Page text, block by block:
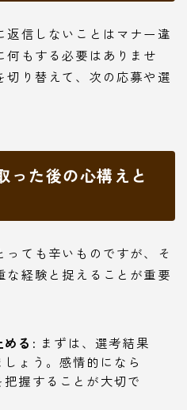
返信しないことはマナー違
何もする必要はありませ
切り替えて、次の応募や選
った後の心構えと
ても辛いものですが、そ
な経験と捉えることが重要
める: まずは、選考結果
ょう。感情的になら
握することが大切で